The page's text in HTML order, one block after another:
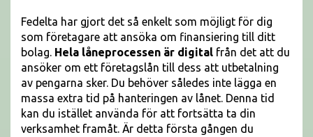
Fedelta har gjort det så enkelt som möjligt för dig
som företagare att ansöka om finansiering till ditt
bolag. Hela låneprocessen är digital från det att du
ansöker om ett företagslån till dess att utbetalning
av pengarna sker. Du behöver således inte lägga en
massa extra tid på hanteringen av lånet. Denna tid
kan du istället använda för att fortsätta ta din
verksamhet framåt. Är detta första gången du